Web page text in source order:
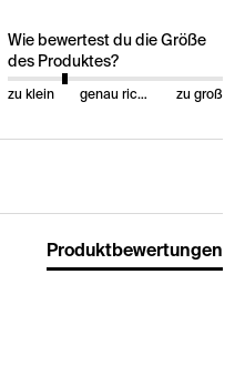
Wie bewertest du die Größe
des Produktes?
zu klein genau richtig zu groß
Produktbewertungen